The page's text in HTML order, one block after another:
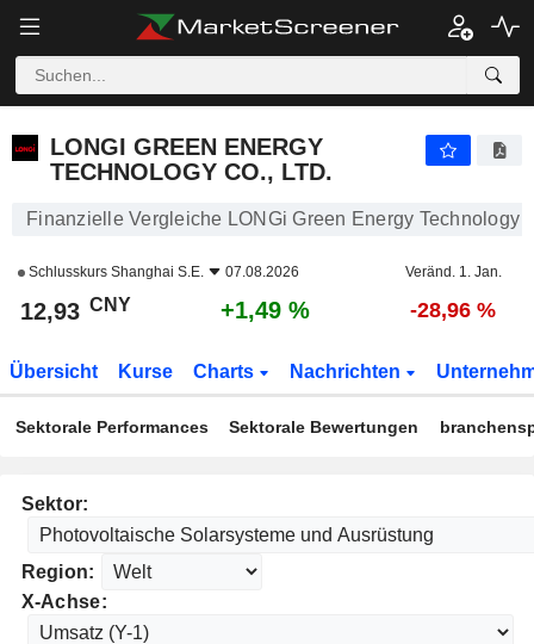
+1,49 %
LONGI GREEN ENERGY
TECHNOLOGY CO., LTD.
Finanzielle Vergleiche LONGi Green Energy Technology
Schlusskurs Shanghai S.E. 07.08.2026 Veränd. 1. Jan.
12,93 CNY +1,49 % -28,96 %
Übersicht Kurse Charts Nachrichten
Sektorale Performances Sektorale Bewertungen
Sektor:
Region:
X-Achse: